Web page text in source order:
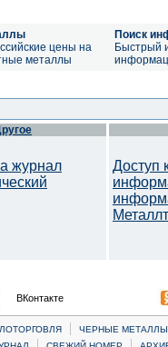
цены на
металлы
Поиск
Быстрый
журнал
Доступ
ВКонтакте
| ЧЕРНЫЕ МЕТАЛЛЫ
| |